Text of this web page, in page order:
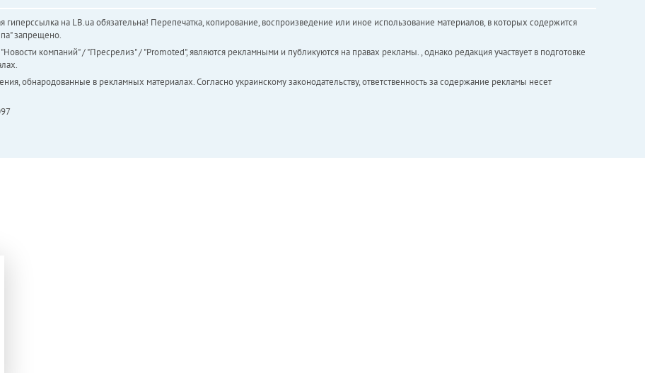
на LB.ua обязательна! Перепечатка, копирование, воспроизведение или иное использование материалов, в которых содержится
запрещено.
компаний" / "Пресрелиз" / "Promoted", являются рекламными и публикуются на правах рекламы. , однако редакция участвует в подготовке
обнародованные в рекламных материалах. Согласно украинскому законодательству, ответственность за содержание рекламы несет